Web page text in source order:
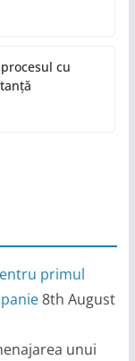
cu
primul
8th August
unui